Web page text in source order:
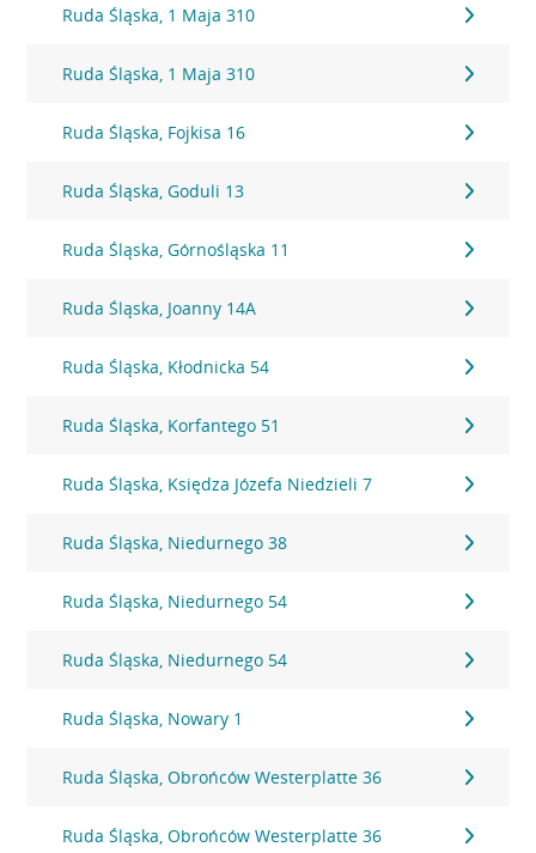
Ruda Śląska, 1 Maja 310
Ruda Śląska, 1 Maja 310
Ruda Śląska, Fojkisa 16
Ruda Śląska, Goduli 13
Ruda Śląska, Górnośląska 11
Ruda Śląska, Joanny 14A
Ruda Śląska, Kłodnicka 54
Ruda Śląska, Korfantego 51
Ruda Śląska, Księdza Józefa Niedzieli 7
Ruda Śląska, Niedurnego 38
Ruda Śląska, Niedurnego 54
Ruda Śląska, Niedurnego 54
Ruda Śląska, Nowary 1
Ruda Śląska, Obrońców Westerplatte 36
Ruda Śląska, Obrońców Westerplatte 36